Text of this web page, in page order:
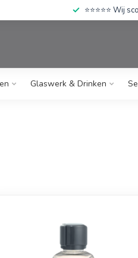
⭐⭐⭐⭐⭐ Wij
Glaswerk & Drinken